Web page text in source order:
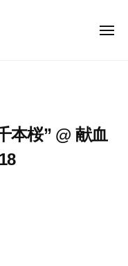
メ
本桜” @ 献血